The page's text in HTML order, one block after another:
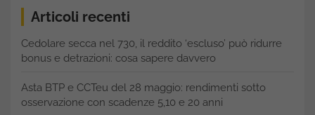
Articoli recenti
Cedolare secca nel 730, il reddito ‘escluso’ può ridurre
bonus e detrazioni: cosa sapere davvero
Asta BTP e CCTeu del 28 maggio: rendimenti sotto
osservazione con scadenze 5,10 e 20 anni